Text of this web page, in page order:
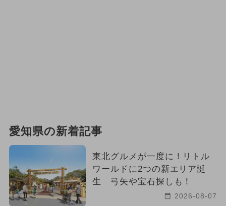
愛知県の新着記事
東北グルメが一度に！リトル
ワールドに2つの新エリア誕
生 弓矢や宝石探しも！
2026-08-07